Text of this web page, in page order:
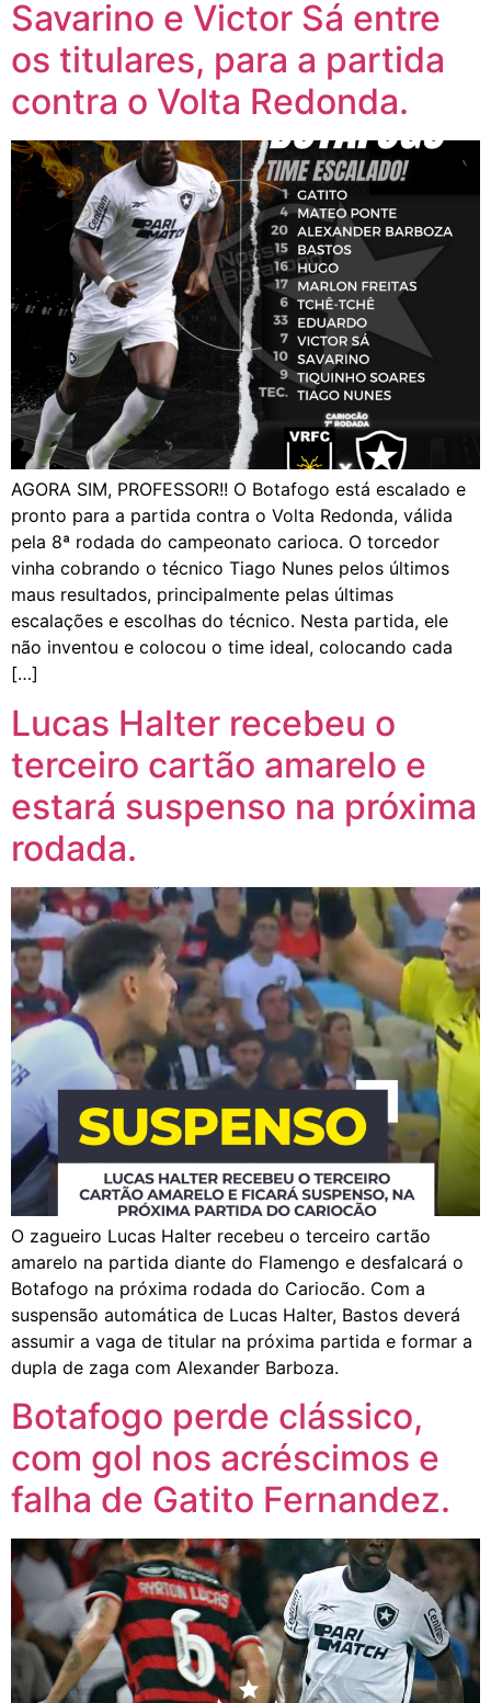
Savarino e Victor Sá entre
os titulares, para a partida
contra o Volta Redonda.
AGORA SIM, PROFESSOR!! O Botafogo está escalado e
pronto para a partida contra o Volta Redonda, válida
pela 8ª rodada do campeonato carioca. O torcedor
vinha cobrando o técnico Tiago Nunes pelos últimos
maus resultados, principalmente pelas últimas
escalações e escolhas do técnico. Nesta partida, ele
não inventou e colocou o time ideal, colocando cada
[…]
Lucas Halter recebeu o
terceiro cartão amarelo e
estará suspenso na próxima
rodada.
O zagueiro Lucas Halter recebeu o terceiro cartão
amarelo na partida diante do Flamengo e desfalcará o
Botafogo na próxima rodada do Cariocão. Com a
suspensão automática de Lucas Halter, Bastos deverá
assumir a vaga de titular na próxima partida e formar a
dupla de zaga com Alexander Barboza.
Botafogo perde clássico,
com gol nos acréscimos e
falha de Gatito Fernandez.